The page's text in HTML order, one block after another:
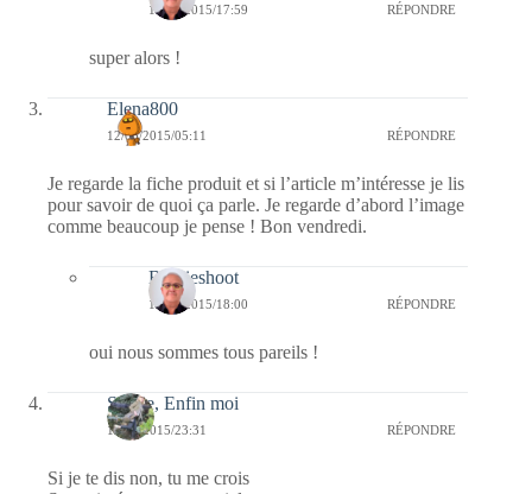
17/06/2015/17:59 RÉPONDRE
super alors !
Elena800
12/06/2015/05:11 RÉPONDRE
Je regarde la fiche produit et si l’article m’intéresse je lis
pour savoir de quoi ça parle. Je regarde d’abord l’image
comme beaucoup je pense ! Bon vendredi.
Bernieshoot
17/06/2015/18:00 RÉPONDRE
oui nous sommes tous pareils !
Sylvie, Enfin moi
11/06/2015/23:31 RÉPONDRE
Si je te dis non, tu me crois